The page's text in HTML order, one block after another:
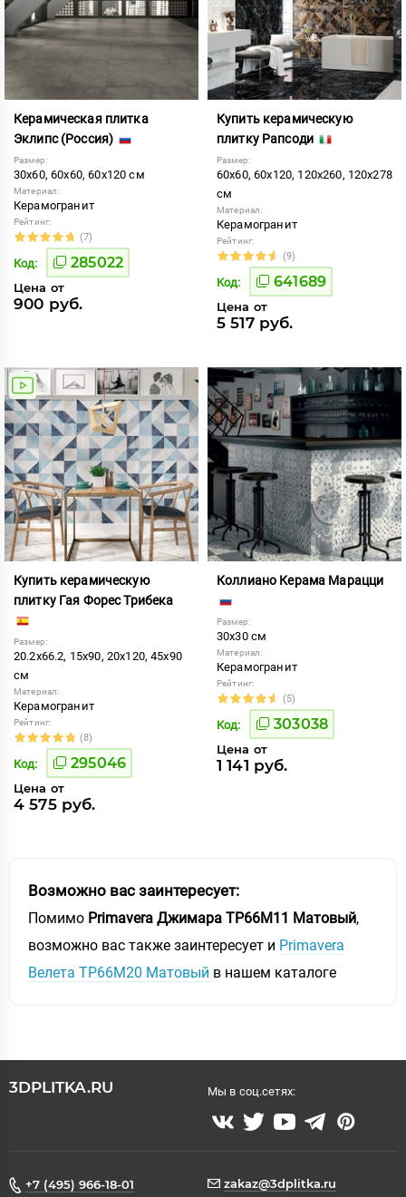
Керамическая плитка
Эклипс (Россия)
Размер:
30x60, 60x60, 60x120 см
Материал:
Керамогранит
Рейтинг:
(7)
Код: 285022
Цена от
900 руб.
Купить керамическую
плитку Рапсоди
Размер:
60x60, 60x120, 120x260, 120x278
см
Материал:
Керамогранит
Рейтинг:
(9)
Код: 641689
Цена от
5 517 руб.
Купить керамическую
плитку Гая Форес Трибека
Размер:
20.2x66.2, 15x90, 20x120, 45x90
см
Материал:
Керамогранит
Рейтинг:
(8)
Код: 295046
Цена от
4 575 руб.
Коллиано Керама Марацци
Размер:
30x30 см
Материал:
Керамогранит
Рейтинг:
(5)
Код: 303038
Цена от
1 141 руб.
Возможно вас заинтересует:
Помимо Primavera Джимара TP66M11 Матовый,
возможно вас также заинтересует и Primavera
Велета TP66M20 Матовый в нашем каталоге
3DPLITKA.RU Мы в соц.сетях:
+7 (495) 966-18-01 zakaz@3dplitka.ru